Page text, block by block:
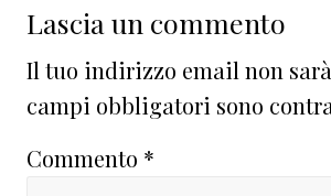
Interazioni
del
lettore
Lascia un commento
Il tuo indirizzo email non
campi obbligatori sono
Commento *